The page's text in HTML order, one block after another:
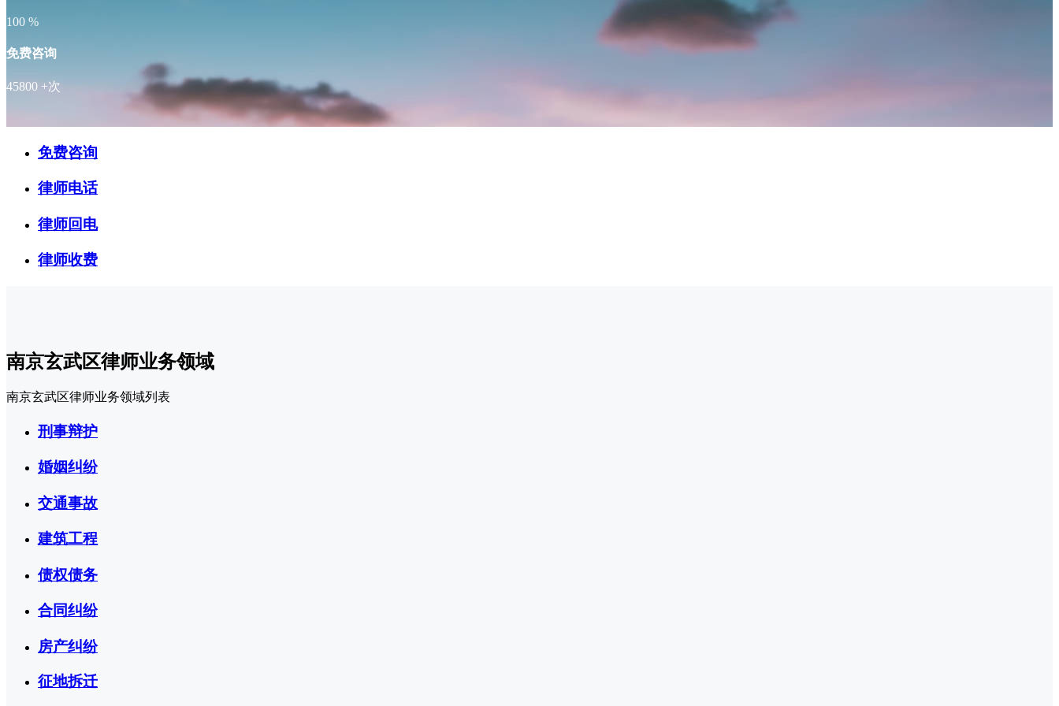
100 %
免费咨询
45800 +次
免费咨询
律师电话
律师回电
律师收费
南京玄武区律师业务领域
南京玄武区律师业务领域列表
刑事辩护
婚姻纠纷
交通事故
建筑工程
债权债务
合同纠纷
房产纠纷
征地拆迁